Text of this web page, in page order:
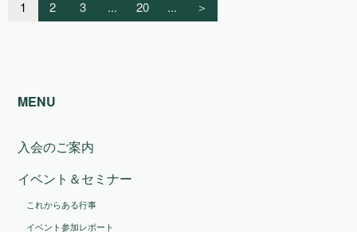
1 2 3 ... 20 ... ＞
MENU
入会のご案内
イベント＆セミナー
これからある行事
イベント参加レポート